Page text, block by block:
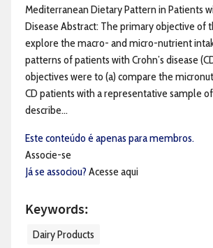
Mediterranean Dietary Pattern in Patients
Disease Abstract: The primary objective of
explore the macro- and micro-nutrient
patterns of patients with Crohn’s disease
objectives were to (a) compare the
CD patients with a representative sample
describe...
Este conteúdo é apenas para membros.
Associe-se
Já se associou? Acesse aqui
Keywords:
Dairy Products